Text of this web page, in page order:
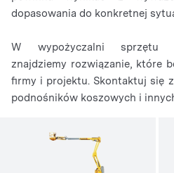
dopasowania do konkretnej
W wypożyczalni sprzętu
znajdziemy rozwiązanie, które
firmy i projektu. Skontaktuj się
podnośników koszowych i